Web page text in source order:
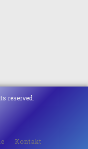
reserved.
Kontakt